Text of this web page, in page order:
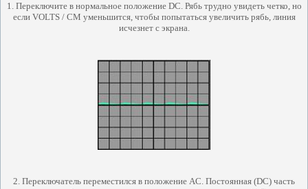
1. Переключите в нормальное положение DC.Рябь трудно увидеть четко, но
если VOLTS / CM уменьшится, чтобы попытаться увеличить рябь, линия
исчезнет с экрана.
2. Переключатель переместился в положение AC. Постоянная (DC) часть